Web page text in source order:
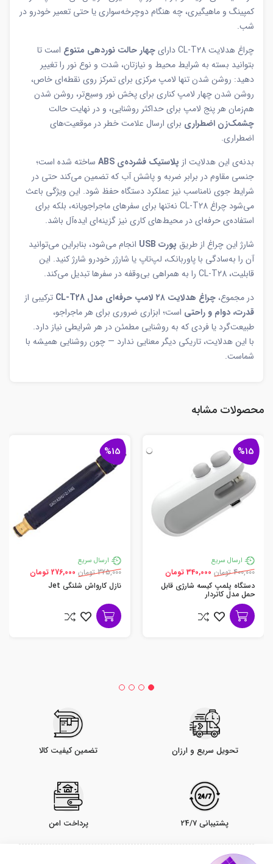
کمپینگ و ماهیگیری، چه هنگام دوچرخه‌سواری یا حتی تعمیر خودرو در
شب.
چراغ هدلایت CL-T28 دارای
چهار حالت نوردهی متنوع است تا
بتوانید بسته به شرایط محیط و نیازتان، شدت و نوع نور را تغییر
دهید: روشن شدن تنها لامپ مرکزی برای تمرکز روی نقطه‌ای خاص،
روشن شدن چهار لامپ کناری برای پخش نور وسیع‌تر، روشن شدن
هم‌زمان هر پنج لامپ برای حداکثر روشنایی، و در نهایت حالت
چشمک‌زن اضطراری برای ارسال علامت خطر در موقعیت‌های
اضطراری.
بدنه‌ی این هدلایت از پلاستیک فشرده‌ی ABS
ساخته شده است؛
جنسی مقاوم در برابر ضربه و پاشش آب که تضمین می‌کند حتی در
شرایط جوی نامناسب نیز عملکرد دستگاه حفظ شود. این ویژگی باعث
می‌شود چراغ CL-T28 نه‌تنها برای سفرهای ماجراجویانه، بلکه برای
استفاده‌ی حرفه‌ای در محیط‌های کاری نیز گزینه‌ای ایده‌آل باشد.
شارژ این چراغ از طریق پورت USB
انجام می‌شود، بنابراین می‌توانید
آن را به‌سادگی با پاوربانک، لپ‌تاپ یا شارژر خودرو شارژ کنید. این
قابلیت، CL-T28 را به همراهی بی‌وقفه در سفرها تبدیل می‌کند.
در مجموع، چراغ هدلایت ۲۸ لامپ حرفه‌ای مدل CL-T28
ترکیبی از
قدرت، دوام و راحتی است؛ ابزاری ضروری برای هر ماجراجو،
طبیعت‌گرد یا فردی که به روشنایی مطمئن در هر شرایطی نیاز دارد.
با این هدلایت، تاریکی دیگر معنایی ندارد — چون روشنایی همیشه با
شماست.
محصولات مشابه
%15
ارسال سریع
400,000 تومان
340,000 تومان
دستگاه پلمپ کیسه شارژی قابل
حمل مدل کاتردار
%15
ارسال سریع
325,000 تومان
276,000 تومان
نازل کارواش شلنگی Jet
تحویل سریع و ارزان تضمین کیفیت کالا
پشتیبانی 24/7 پرداخت امن